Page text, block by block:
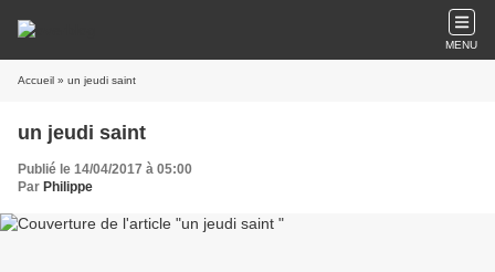
MENU
Accueil » un jeudi saint
un jeudi saint
Publié le 14/04/2017 à 05:00
Par Philippe